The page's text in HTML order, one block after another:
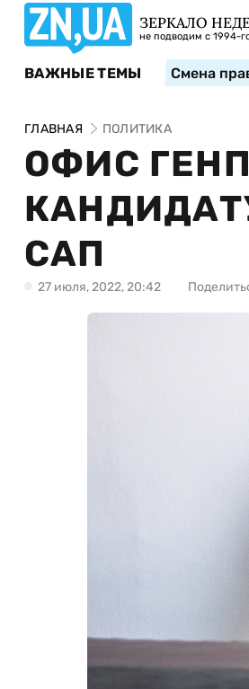
ЗЕРКАЛО
не подводим с 1994-
ВАЖНЫЕ ТЕМЫ Смена
ГЛАВНАЯ ПОЛИТИКА
ОФИС
САП
27 июля, 2022, 20:42